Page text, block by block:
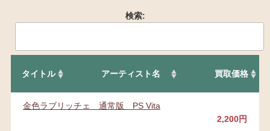
検索:
タイトル アーティスト名 買取価格
金色ラブリッチェ 通常版 PS Vita
2,200円